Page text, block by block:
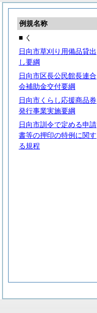
例規名称
■ く
日向市草刈り用備品貸出
し要綱
日向市区長公民館長連合
会補助金交付要綱
日向市くらし応援商品券
発行事業実施要綱
日向市訓令で定める申請
書等の押印の特例に関す
る規程